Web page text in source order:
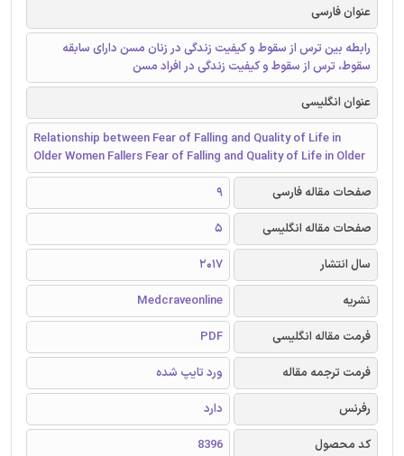
عنوان فارسی
رابطه بین ترس از سقوط و کیفیت زندگی در زنان مسن دارای سابقه
سقوط، ترس از سقوط و کیفیت زندگی در افراد مسن
عنوان انگلیسی
Relationship between Fear of Falling and Quality of Life in
Older Women Fallers Fear of Falling and Quality of Life in Older
صفحات مقاله فارسی
9
صفحات مقاله انگلیسی
5
سال انتشار
2017
نشریه
Medcraveonline
فرمت مقاله انگلیسی
PDF
فرمت ترجمه مقاله
ورد تایپ شده
رفرنس
دارد
کد محصول
8396